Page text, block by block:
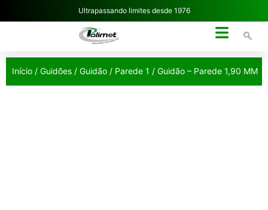
Ultrapassando limites desde 1976
Início / Guidões / Guidão / Parede 1 / Guidão – Parede 1,90 MM